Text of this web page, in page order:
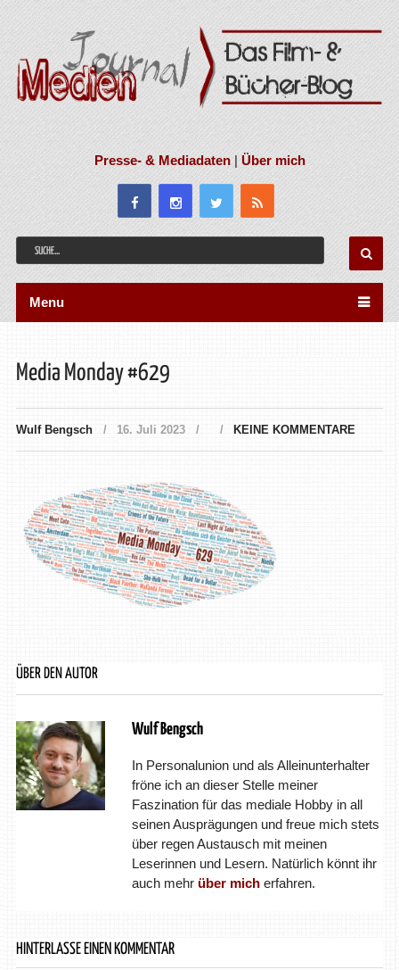
Presse- & Mediadaten|Über mich
Menu
Media Monday #629
Wulf Bengsch 16. Juli 2023 KEINE KOMMENTARE
ÜBER DEN AUTOR
Wulf Bengsch
In Personalunion und als Alleinunterhalter
fröne ich an dieser Stelle meiner
Faszination für das mediale Hobby in all
seinen Ausprägungen und freue mich stets
über regen Austausch mit meinen
Leserinnen und Lesern. Natürlich könnt ihr
auch mehr über micherfahren.
HINTERLASSE EINEN KOMMENTAR